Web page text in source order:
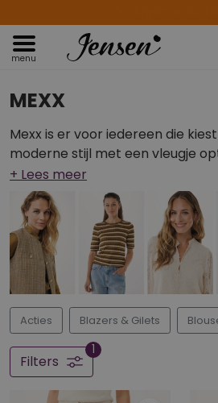
menu
MEXX
Mexx is er voor iedereen die
moderne stijl met een vleugje
bestaat uit fijne basics,
seizoensitems die je
stijl en een vrij gevoel komen
past bij elk moment.
Acties Blazers & Gilets
Filters
1